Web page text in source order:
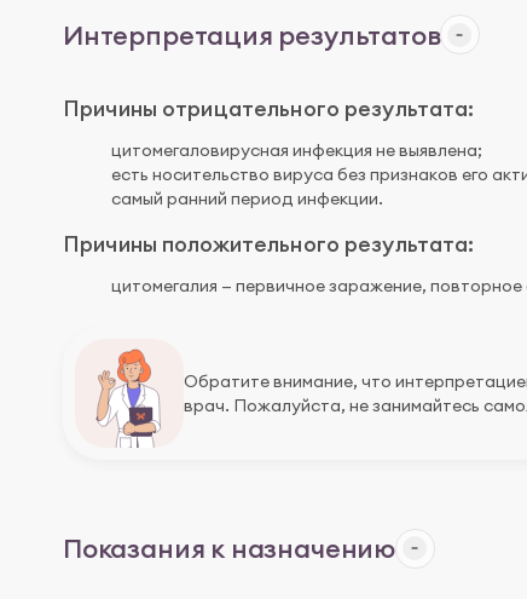
Интерпретация результатов
Причины отрицательного результата:
цитомегаловирусная инфекция не выявлена;
есть носительство вируса без признаков его
самый ранний период инфекции.
Причины положительного результата:
цитомегалия — первичное заражение,
Обратите внимание, что
врач. Пожалуйста, не занимайтесь
Показания к назначению